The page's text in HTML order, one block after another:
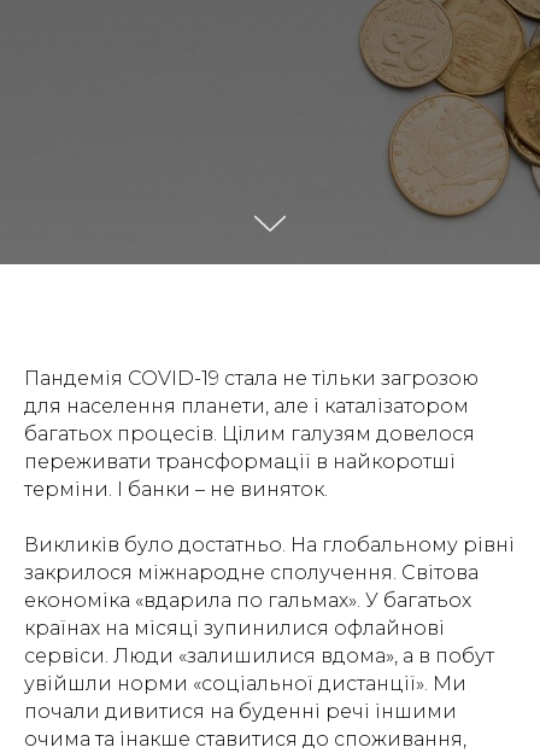
Пандемія COVID-19 стала не тільки загрозою
для населення планети, але і каталізатором
багатьох процесів. Цілим галузям довелося
переживати трансформації в найкоротші
терміни. І банки – не виняток.
Викликів було достатньо. На глобальному рівні
закрилося міжнародне сполучення. Світова
економіка «вдарила по гальмах». У багатьох
країнах на місяці зупинилися офлайнові
сервіси. Люди «залишилися вдома», а в побут
увійшли норми «соціальної дистанції». Ми
почали дивитися на буденні речі іншими
очима та інакше ставитися до споживання,